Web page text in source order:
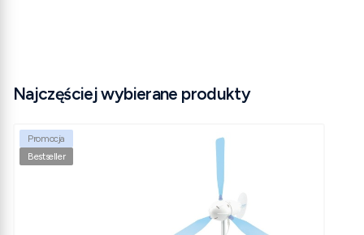
Najczęściej wybierane produkty
Promocja
Bestseller